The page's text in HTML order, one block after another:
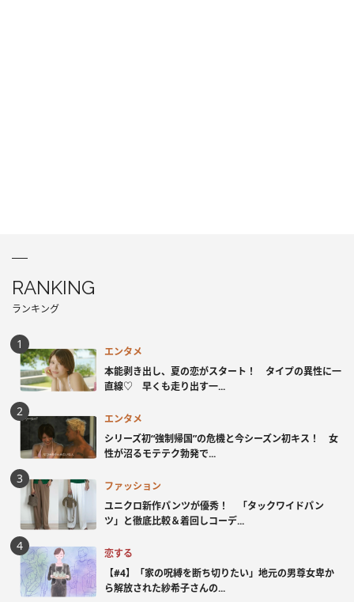
RANKING
ランキング
エンタメ
本能剥き出し、夏の恋がスタート！ タイプの異性に一
直線♡ 早くも走り出す一...
エンタメ
シリーズ初“強制帰国”の危機と今シーズン初キス！ 女
性が沼るモテテク勃発で...
ファッション
ユニクロ新作パンツが優秀！ 「タックワイドパン
ツ」と徹底比較＆着回しコーデ...
恋する
【#4】「家の呪縛を断ち切りたい」地元の男尊女卑か
ら解放された紗希子さんの...